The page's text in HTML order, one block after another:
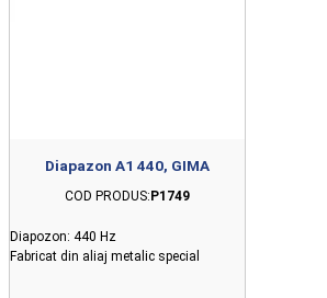
Diapazon A1 440, GIMA
COD PRODUS: P1749
Diapozon: 440 Hz
Fabricat din aliaj metalic special